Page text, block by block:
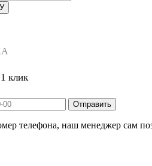
клик
телефона, наш менеджер сам